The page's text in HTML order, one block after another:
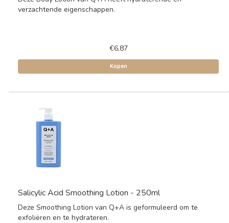
verzachtende eigenschappen.
€6,87
Kopen
Salicylic Acid Smoothing Lotion - 250ml
Deze Smoothing Lotion van Q+A is geformuleerd om te
exfoliëren en te hydrateren.